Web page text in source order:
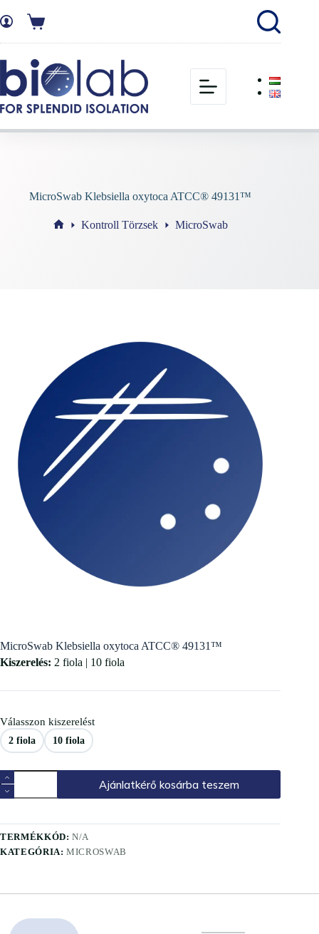
MicroSwab Klebsiella oxytoca ATCC® 49131™
Kontroll Törzsek MicroSwab
MicroSwab Klebsiella oxytoca ATCC® 49131™
Kiszerelés: 2 fiola | 10 fiola
Válasszon kiszerelést
2 fiola 10 fiola
Ajánlatkérő kosárba teszem
TERMÉKKÓD:N/A
KATEGÓRIA:MICROSWAB